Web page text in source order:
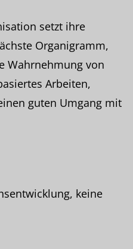
setzt ihre
Organigramm,
Wahrnehmung von
Arbeiten,
guten Umgang mit
keine